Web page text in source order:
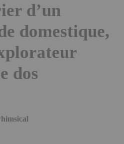
d’un
domestique,
dos